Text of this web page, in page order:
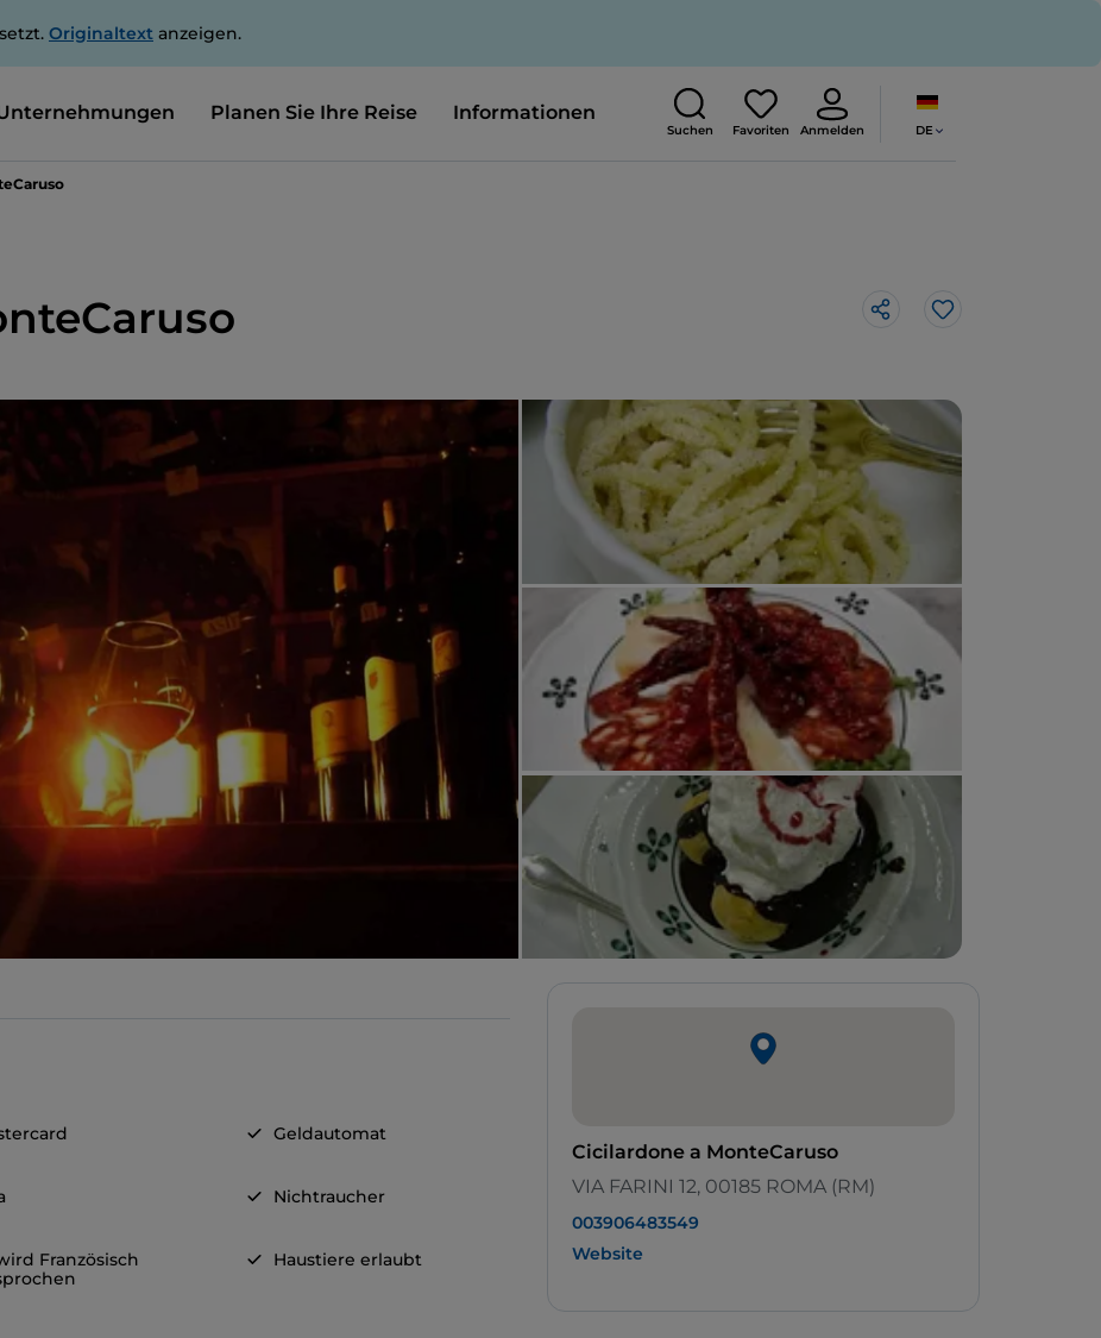
Originaltext anzeigen.
Planen Sie Ihre Reise Informationen
Suchen Favoriten Anmelden DE
Like
Geldautomat
Nichtraucher
Französisch
Haustiere erlaubt
Cicilardone a MonteCaruso
VIA FARINI 12, 00185 ROMA (RM)
003906483549
Website